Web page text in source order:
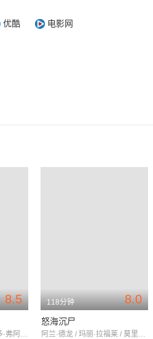
优酷 电影网
8.5
安东尼·博金斯 / 阿诺尔多·弗阿 / 杰斯·哈恩
8.0
118分钟
怒海沉尸
阿兰·德龙 / 玛丽·拉福莱 / 莫里斯·罗内